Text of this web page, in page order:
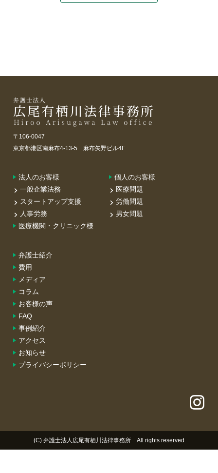
〒106-0047
東京都港区南麻布4-13-5 麻布矢野ビル4F
法人のお客様
一般企業法務
スタートアップ支援
人事労務
医療機関・クリニック様
個人のお客様
医療問題
労働問題
男女問題
弁護士紹介
費用
メディア
コラム
お客様の声
FAQ
事例紹介
アクセス
お知らせ
プライバシーポリシー
(C) 弁護士法人広尾有栖川法律事務所 All rights reserved